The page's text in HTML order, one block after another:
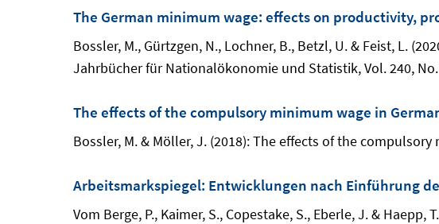
The German minimum wage: effects on productivity,
Bossler, M., Gürtzgen, N., Lochner, B., Betzl, U. & Feist, L.
Jahrbücher für Nationalökonomie und Statistik, Vol. 240,
The effects of the compulsory minimum wage in
Bossler, M. & Möller, J. (2018): The effects of the
Arbeitsmarkspiegel: Entwicklungen nach Einführung
Vom Berge, P., Kaimer, S., Copestake, S., Eberle, J. &